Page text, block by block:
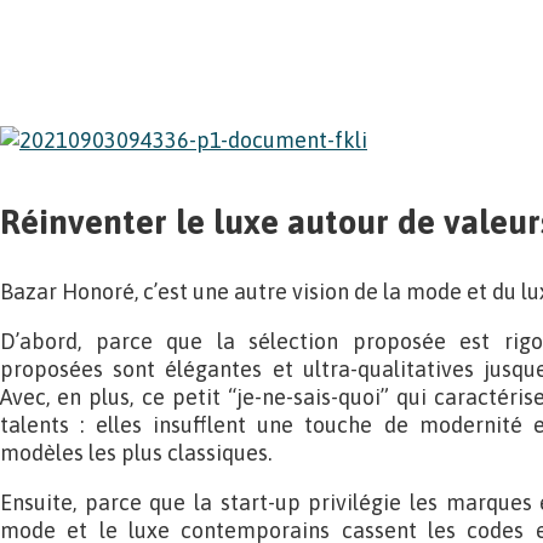
Réinventer le luxe autour de
Bazar Honoré, c’est une autre vision de la mode et du
D’abord, parce que la sélection proposée est
proposées sont élégantes et ultra-qualitatives
Avec, en plus, ce petit “je-ne-sais-quoi” qui
talents : elles insufflent une touche de modernité
modèles les plus classiques.
Ensuite, parce que la start-up privilégie les marques
mode et le luxe contemporains cassent les codes